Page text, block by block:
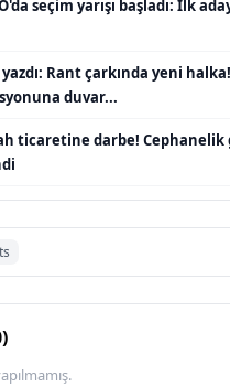
seçim yarışı başladı: İlk
Rant çarkında yeni
duvar...
ticaretine darbe! Cephanelik